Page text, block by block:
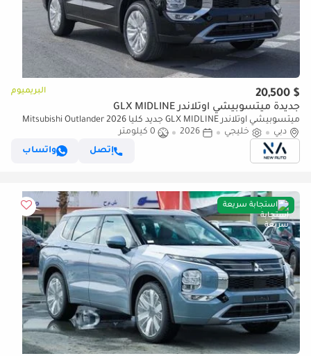
$ 20,500 البريميوم
جديدة ميتسوبيشي آوتلاندر GLX MIDLINE
ميتسوبيشي آوتلاندر GLX MIDLINE جديد كلياً 2026 Mitsubishi Outlander
High Line (G10) 2.5L 7-ركاب SUV مواصفات الخليج (للتصدير فقط)
دبي خليجي 2026
0 كيلومتر
إتصل
واتساب
استجابة سريعة